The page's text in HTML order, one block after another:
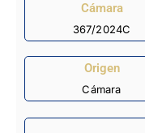
Cámara
367/2024C
Origen
Cámara